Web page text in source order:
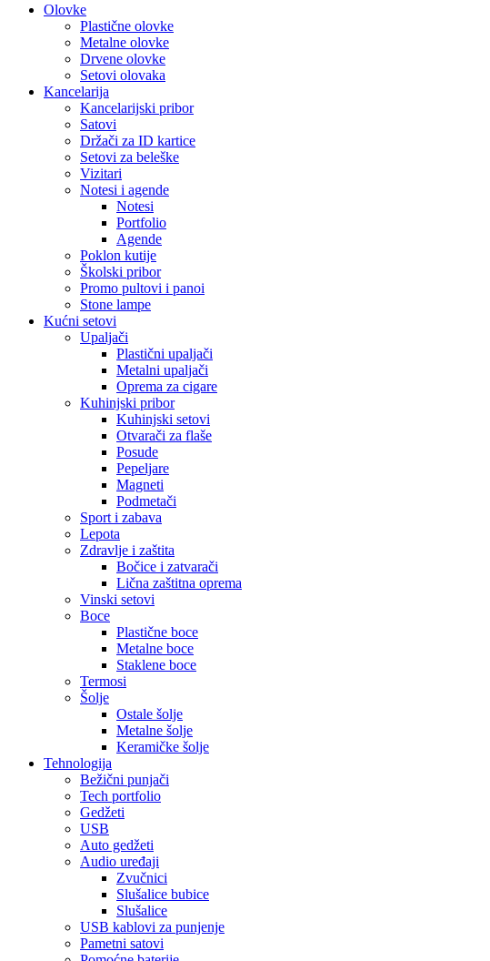
Olovke
Plastične olovke
Metalne olovke
Drvene olovke
Setovi olovaka
Kancelarija
Kancelarijski pribor
Satovi
Držači za ID kartice
Setovi za beleške
Vizitari
Notesi i agende
Notesi
Portfolio
Agende
Poklon kutije
Školski pribor
Promo pultovi i panoi
Stone lampe
Kućni setovi
Upaljači
Plastični upaljači
Metalni upaljači
Oprema za cigare
Kuhinjski pribor
Kuhinjski setovi
Otvarači za flaše
Posude
Pepeljare
Magneti
Podmetači
Sport i zabava
Lepota
Zdravlje i zaštita
Bočice i zatvarači
Lična zaštitna oprema
Vinski setovi
Boce
Plastične boce
Metalne boce
Staklene boce
Termosi
Šolje
Ostale šolje
Metalne šolje
Keramičke šolje
Tehnologija
Bežični punjači
Tech portfolio
Gedžeti
USB
Auto gedžeti
Audio uređaji
Zvučnici
Slušalice bubice
Slušalice
USB kablovi za punjenje
Pametni satovi